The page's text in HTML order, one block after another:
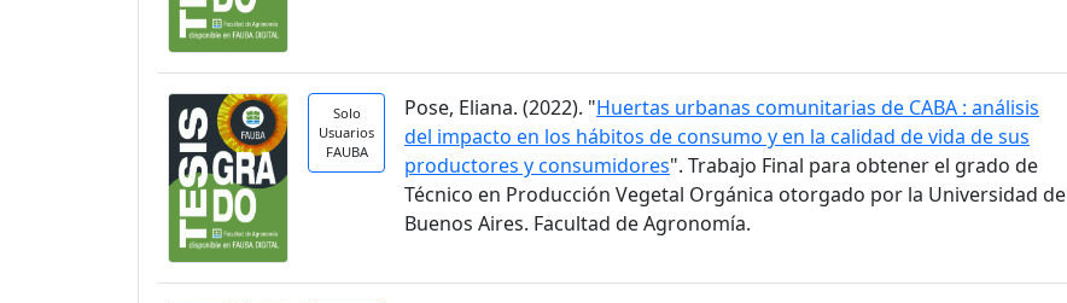
Solo
Usuarios
FAUBA
Pose, Eliana. (2022). "Huertas urbanas comunitarias de CABA : análisis
del impacto en los hábitos de consumo y en la calidad de vida de sus
productores y consumidores". Trabajo Final para obtener el grado de
Técnico en Producción Vegetal Orgánica otorgado por la Universidad de
Buenos Aires. Facultad de Agronomía.